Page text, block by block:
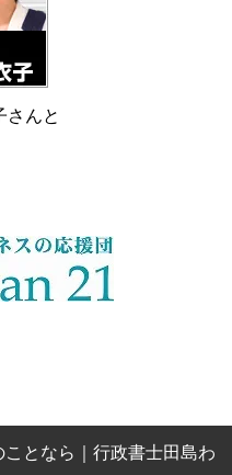
さんと
となら｜行政書士田島わ